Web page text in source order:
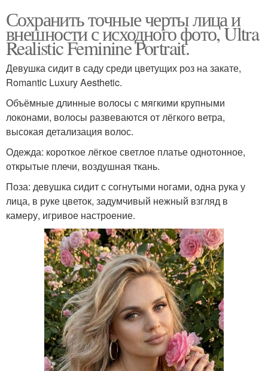
Сохранить точные черты лица и
внешности с исходного фото, Ultra
Realistic Feminine Portrait.
Девушка сидит в саду среди цветущих роз на закате,
Romantic Luxury Aesthetic.
Объёмные длинные волосы с мягкими крупными
локонами, волосы развеваются от лёгкого ветра,
высокая детализация волос.
Одежда: короткое лёгкое светлое платье однотонное,
открытые плечи, воздушная ткань.
Поза: девушка сидит с согнутыми ногами, одна рука у
лица, в руке цветок, задумчивый нежный взгляд в
камеру, игривое настроение.